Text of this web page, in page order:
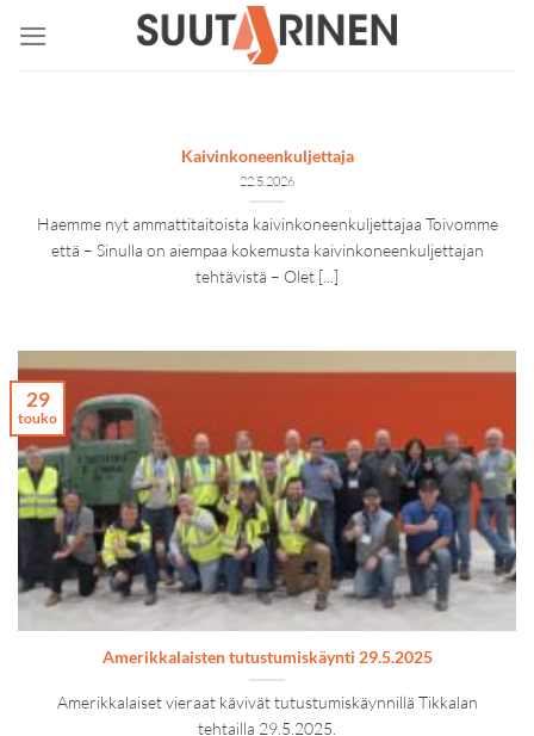
Kaivinkoneenkuljettaja
22.5.2026
Haemme nyt ammattitaitoista kaivinkoneenkuljettajaa Toivomme
että – Sinulla on aiempaa kokemusta kaivinkoneenkuljettajan
tehtävistä – Olet [...]
Amerikkalaisten tutustumiskäynti 29.5.2025
Amerikkalaiset vieraat kävivät tutustumiskäynnillä Tikkalan
tehtailla 29.5.2025.
29
touko